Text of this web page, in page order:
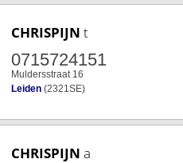
CHRISPIJN t
0715724151
Muldersstraat 16
Leiden (2321SE)
CHRISPIJN a